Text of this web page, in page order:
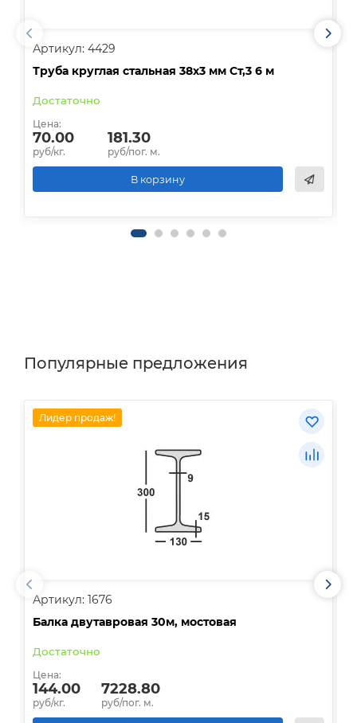
Артикул: 4429
Труба круглая стальная 38х3 мм Ст,3 6 м
Достаточно
Цена:
70.00
руб/кг.
181.30
руб/пог. м.
В корзину
Популярные предложения
Лидер продаж!
Артикул: 1676
Балка двутавровая 30м, мостовая
Достаточно
Цена:
144.00
руб/кг.
7228.80
руб/пог. м.